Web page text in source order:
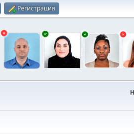
Регистрация